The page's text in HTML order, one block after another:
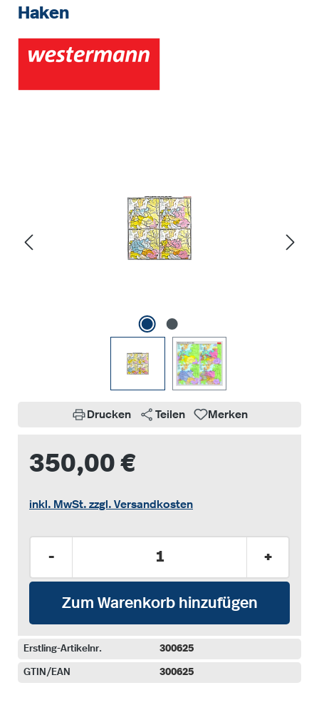
Haken
Drucken Teilen Merken
350,00 €
inkl. MwSt. zzgl. Versandkosten
- +
Zum Warenkorb hinzufügen
Erstling-Artikelnr. 300625
GTIN/EAN 300625